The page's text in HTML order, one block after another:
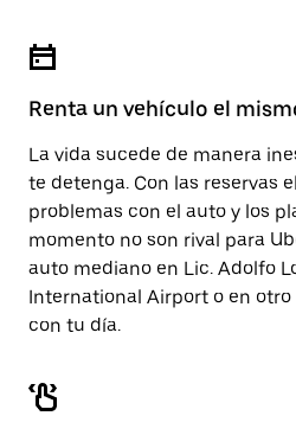
el
calendario.
Renta un vehículo el
La vida sucede de manera
te detenga. Con las reservas
problemas con el auto y los
momento no son rival para
auto mediano en Lic. Adolfo
International Airport o en otro
con tu día.